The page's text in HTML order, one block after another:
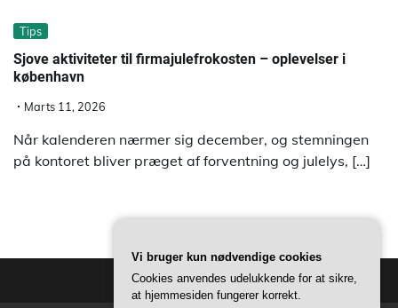
Tips
Sjove aktiviteter til firmajulefrokosten – oplevelser i
københavn
Marts 11, 2026
Når kalenderen nærmer sig december, og stemningen
på kontoret bliver præget af forventning og julelys, […]
Vi bruger kun nødvendige cookies
Cookies anvendes udelukkende for at sikre,
at hjemmesiden fungerer korrekt.